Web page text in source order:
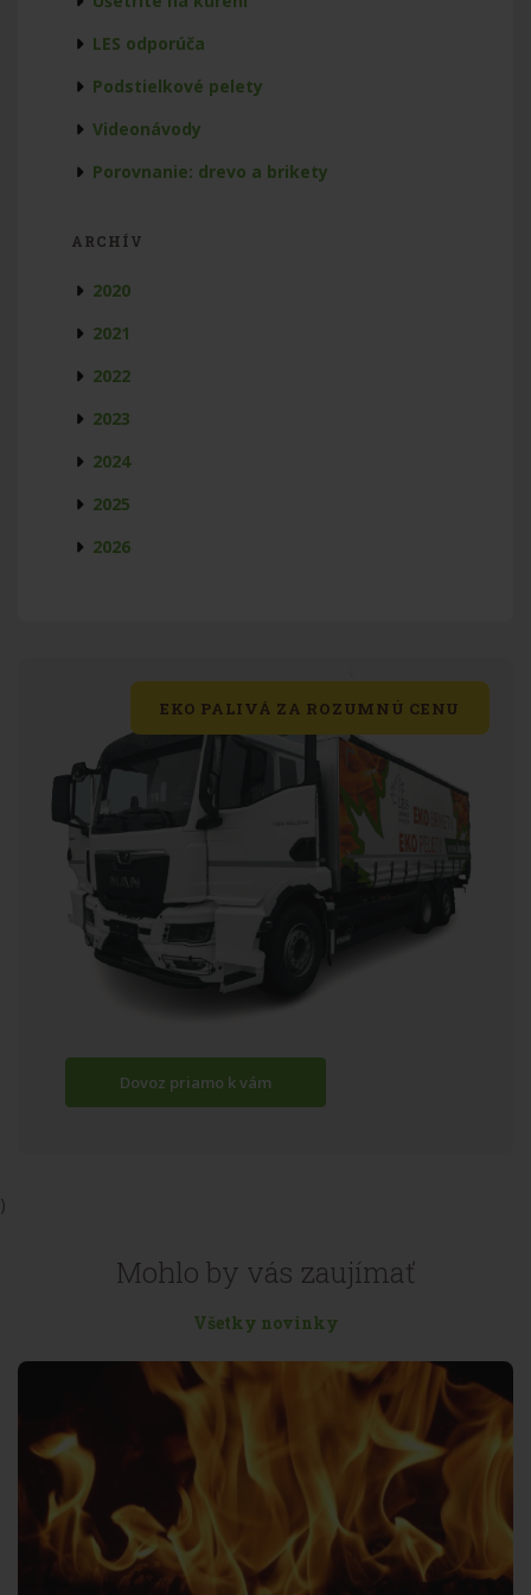
LES odporúča
Podstielkové pelety
Videonávody
Porovnanie: drevo a brikety
ARCHÍV
2020
2021
2022
2023
2024
2025
2026
EKO PALIVÁ ZA ROZUMNÚ CENU
Dovoz priamo k vám
)
Mohlo by vás zaujímať
Všetky novinky